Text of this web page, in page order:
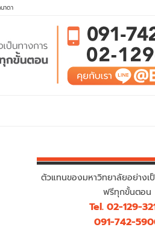
าดา
ตัวแทนของมหาวิทยาลัยอย่างเ
ฟรีทุกขั้นตอน
Tel. 02-129-
091-742-